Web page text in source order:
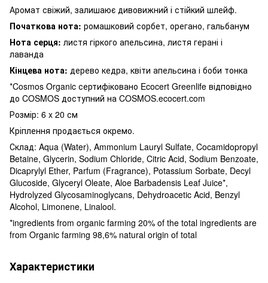
Аромат свіжий, залишаює дивовижний і стійкий шлейф.
Початкова нота: ромашковий сорбет, орегано, гальбанум
Нота серця: листя гіркого апельсина, листя герані і
лаванда
Кінцева нота: дерево кедра, квіти апельсина і боби тонка
*Cosmos Organic сертифіковано Ecocert Greenlife відповідно
до COSMOS доступний на COSMOS.ecocert.com
Розмір: 6 x 20 см
Кріплення продається окремо.
Склад: Aqua (Water), Ammonium Lauryl Sulfate, Cocamidopropyl
Betaine, Glycerin, Sodium Chloride, Citric Acid, Sodium Benzoate,
Dicaprylyl Ether, Parfum (Fragrance), Potassium Sorbate, Decyl
Glucoside, Glyceryl Oleate, Aloe Barbadensis Leaf Juice*,
Hydrolyzed Glycosaminoglycans, Dehydroacetic Acid, Benzyl
Alcohol, Limonene, Linalool.
*ingredients from organic farming 20% of the total ingredients are
from Organic farming 98,6% natural origin of total
Характеристики